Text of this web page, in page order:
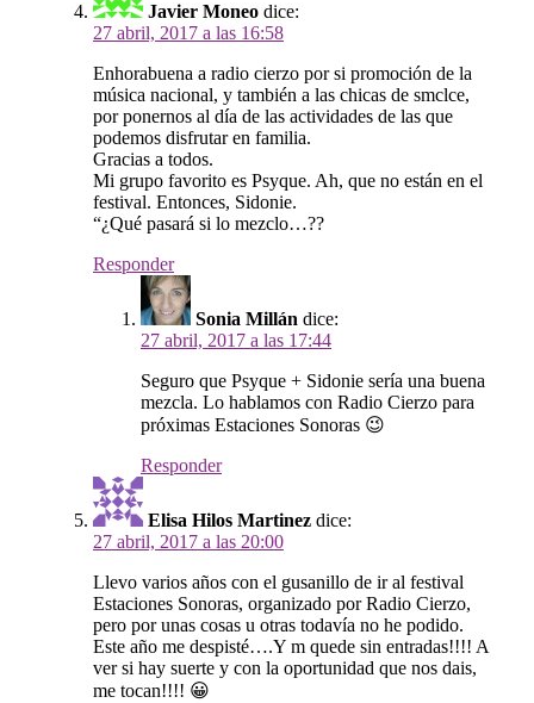
Javier Moneo dice:
27 abril, 2017 a las 16:58
Enhorabuena a radio cierzo por si promoción de la
música nacional, y también a las chicas de smclce,
por ponernos al día de las actividades de las que
podemos disfrutar en familia.
Gracias a todos.
Mi grupo favorito es Psyque. Ah, que no están en el
festival. Entonces, Sidonie.
“¿Qué pasará si lo mezclo…??
Responder
Sonia Millán dice:
27 abril, 2017 a las 17:44
Seguro que Psyque + Sidonie sería una buena
mezcla. Lo hablamos con Radio Cierzo para
próximas Estaciones Sonoras 😉
Responder
Elisa Hilos Martinez dice:
27 abril, 2017 a las 20:00
Llevo varios años con el gusanillo de ir al festival
Estaciones Sonoras, organizado por Radio Cierzo,
pero por unas cosas u otras todavía no he podido.
Este año me despisté….Y m quede sin entradas!!!! A
ver si hay suerte y con la oportunidad que nos dais,
me tocan!!!! 😀